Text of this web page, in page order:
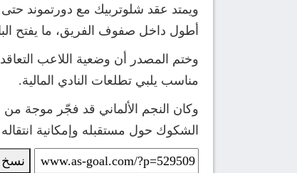
أطول داخل صفوف الفريق، ما يفتح
وختم المصدر أن وضعية اللاعب
مناسب يلبي تطلعات النادي المالية.
وكان النجم الألماني قد فجّر موجة
الشكوك حول مستقبله وإمكانية انتقاله
نسخ